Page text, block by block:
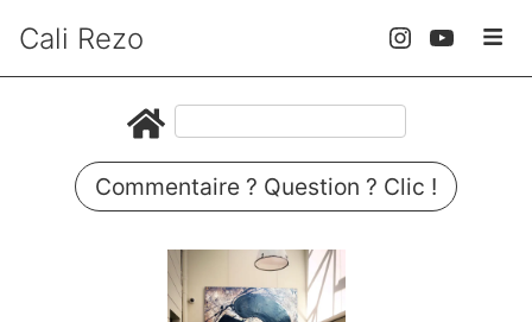
Cali Rezo
Commentaire ? Question ? Clic !